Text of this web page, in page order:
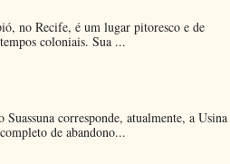
no Recife, é um lugar pitoresco e de
coloniais. Sua ...
corresponde, atualmente, a Usina
de abandono...